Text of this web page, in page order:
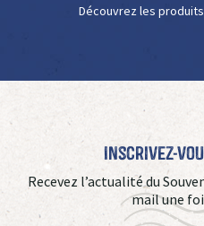
Découvrez les
Inscrivez-
Recevez l’actualité du
mail une